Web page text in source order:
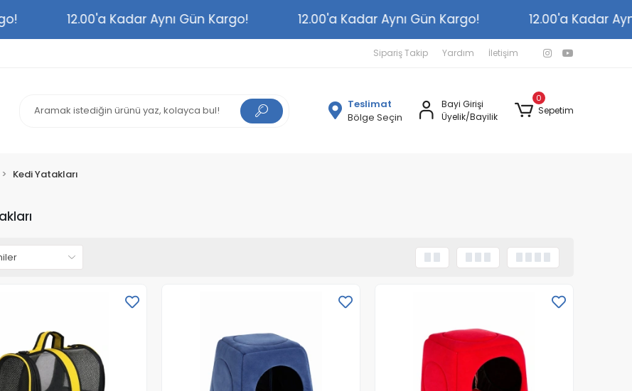
12.00'a Kadar Aynı Gün Kargo! 12.00'a Kadar Aynı Gün Kargo! 12.00'a
Sipariş Takip Yardım İletişim
Teslimat
Bölge Seçin
Bayi Girişi
Üyelik/Bayilik
0
Sepetim
Kedi Yatakları